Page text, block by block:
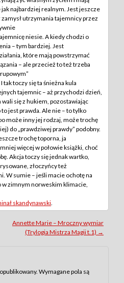
najbardziej realnym. Jest jeszcze
utrzymania tajemnicy przez
niesie. A kiedy chodzi o
– tym bardziej. Jest
które mają powstrzymać
– ale przecież to też trzeba
toczy się ta śnieżna kula
tajemnic – aż przychodzi dzień,
się z hukiem, pozostawiając
jest prawda. Ale nie – to tylko
może inny jej rodzaj, może trochę
do „prawdziwej prawdy” podobny.
trochę toporna, ja
więcej w połowie książki, choć
Akcja toczy się jednak wartko,
złoczyńcy też
W sumie – jeśli macie ochotę na
zimnym norweskim klimacie,
skandynawski
Annette Marie – Mroczny wymiar
(Trylogia Mistrza Magii t.1) →
Wymagane pola są